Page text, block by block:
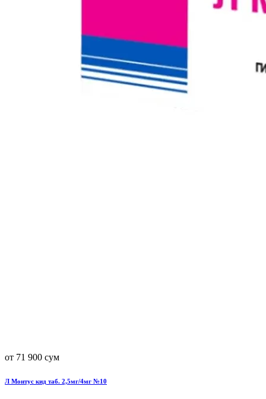
от 71 900 сум
Л Монтус кид таб. 2,5мг/4мг №10